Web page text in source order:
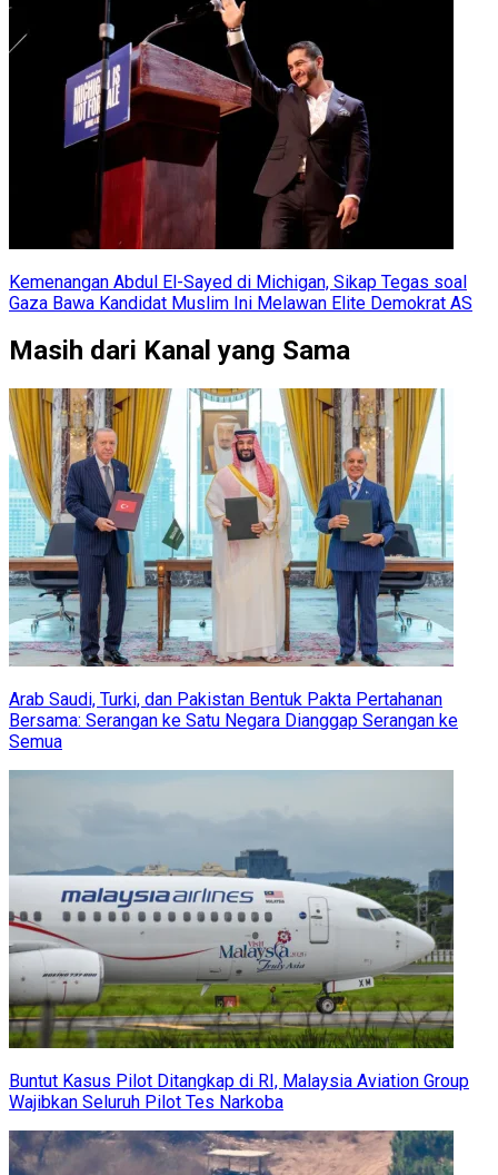
Kemenangan Abdul El-Sayed di Michigan, Sikap Tegas soal
Gaza Bawa Kandidat Muslim Ini Melawan Elite Demokrat AS
Masih dari Kanal yang Sama
Arab Saudi, Turki, dan Pakistan Bentuk Pakta Pertahanan
Bersama: Serangan ke Satu Negara Dianggap Serangan ke
Semua
Buntut Kasus Pilot Ditangkap di RI, Malaysia Aviation Group
Wajibkan Seluruh Pilot Tes Narkoba